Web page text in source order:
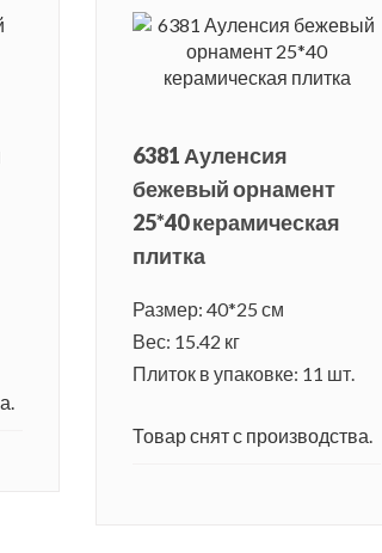
6381 Ауленсия
бежевый орнамент
25*40 керамическая
плитка
Размер: 40*25 см
Вес: 15.42 кг
Плиток в упаковке: 11 шт.
Товар снят с производства.